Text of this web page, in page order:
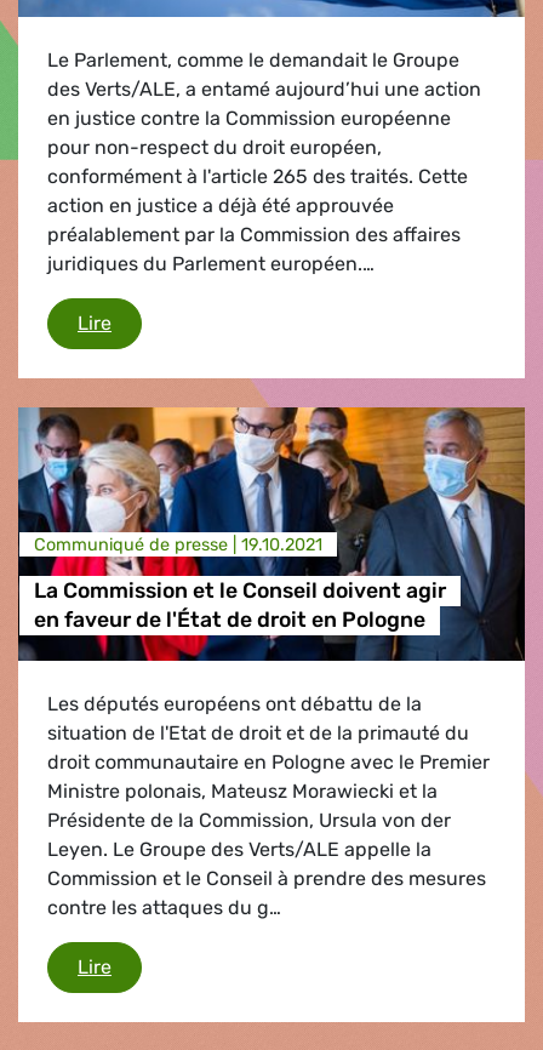
Le Parlement, comme le demandait le Groupe
des Verts/ALE, a entamé aujourd’hui une action
en justice contre la Commission européenne
pour non-respect du droit européen,
conformément à l'article 265 des traités. Cette
action en justice a déjà été approuvée
préalablement par la Commission des affaires
juridiques du Parlement européen.…
LireLe Parlement engage une action en justice
Communiqué de presse | 19.10.2021
La Commission et le Conseil doivent agir
en faveur de l'État de droit en Pologne
Les députés européens ont débattu de la
situation de l'Etat de droit et de la primauté du
droit communautaire en Pologne avec le Premier
Ministre polonais, Mateusz Morawiecki et la
Présidente de la Commission, Ursula von der
Leyen. Le Groupe des Verts/ALE appelle la
Commission et le Conseil à prendre des mesures
contre les attaques du g…
LireLa Commission et le Conseil doivent agir en